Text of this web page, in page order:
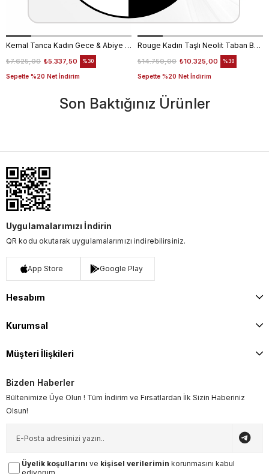
Kemal Tanca Kadın Gece & Abiye Ayakkabı 4360
₺5.337,50
₺7.625,00
Sepette %20 Net İndirim
%30
Rouge Kadın Taşlı Neolit Taban Beyaz Süet Gece & Abiye Ayakkabı
₺10.325,00
₺14.750,00
Sepette %20 Net İndirim
%30
Son Baktığınız Ürünler
Uygulamalarımızı İndirin
QR kodu okutarak uygulamalarımızı indirebilirsiniz.
App Store Google Play
Hesabım
Kurumsal
Müşteri İlişkileri
Bizden Haberler
Bültenimize Üye Olun ! Tüm İndirim ve Fırsatlardan İlk Sizin Haberiniz
Olsun!
Üyelik koşullarını ve kişisel verilerimin korunmasını kabul